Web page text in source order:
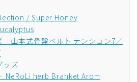
/ Super Honey
山本式骨盤ベルト テンション7／
ッズ
NeRoLi herb Branket Arom